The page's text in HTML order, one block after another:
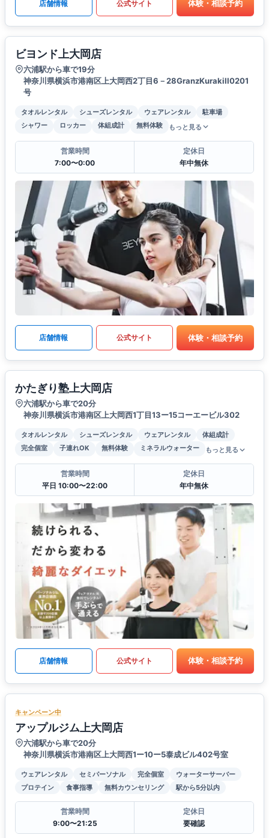
店舗情報 公式サイト 体験・相談予約
ビヨンド上大岡店
六浦駅から車で19分
神奈川県横浜市港南区上大岡西2丁目6－28GranzKurakiII0201
号
タオルレンタル シューズレンタル ウェアレンタル
駐車場
シャワー
ロッカー 体組成計 無料体験 もっと見る
営業時間
7:00〜0:00
定休日
年中無休
店舗情報 公式サイト 体験・相談予約
かたぎり塾上大岡店
六浦駅から車で20分
神奈川県横浜市港南区上大岡西1丁目13ー15コーエービル302
タオルレンタル シューズレンタル ウェアレンタル
体組成計
完全個室
子連れOK 無料体験 ミネラルウォーター もっと見る
営業時間
平日 10:00〜22:00
定休日
年中無休
店舗情報 公式サイト 体験・相談予約
キャンペーン中
アップルジム上大岡店
六浦駅から車で20分
神奈川県横浜市港南区上大岡西1ー10ー5泰成ビル402号室
ウェアレンタル セミパーソナル 完全個室
ウォーターサーバー
プロテイン
食事指導 無料カウンセリング 駅から5分以内
営業時間
9:00〜21:25
定休日
要確認